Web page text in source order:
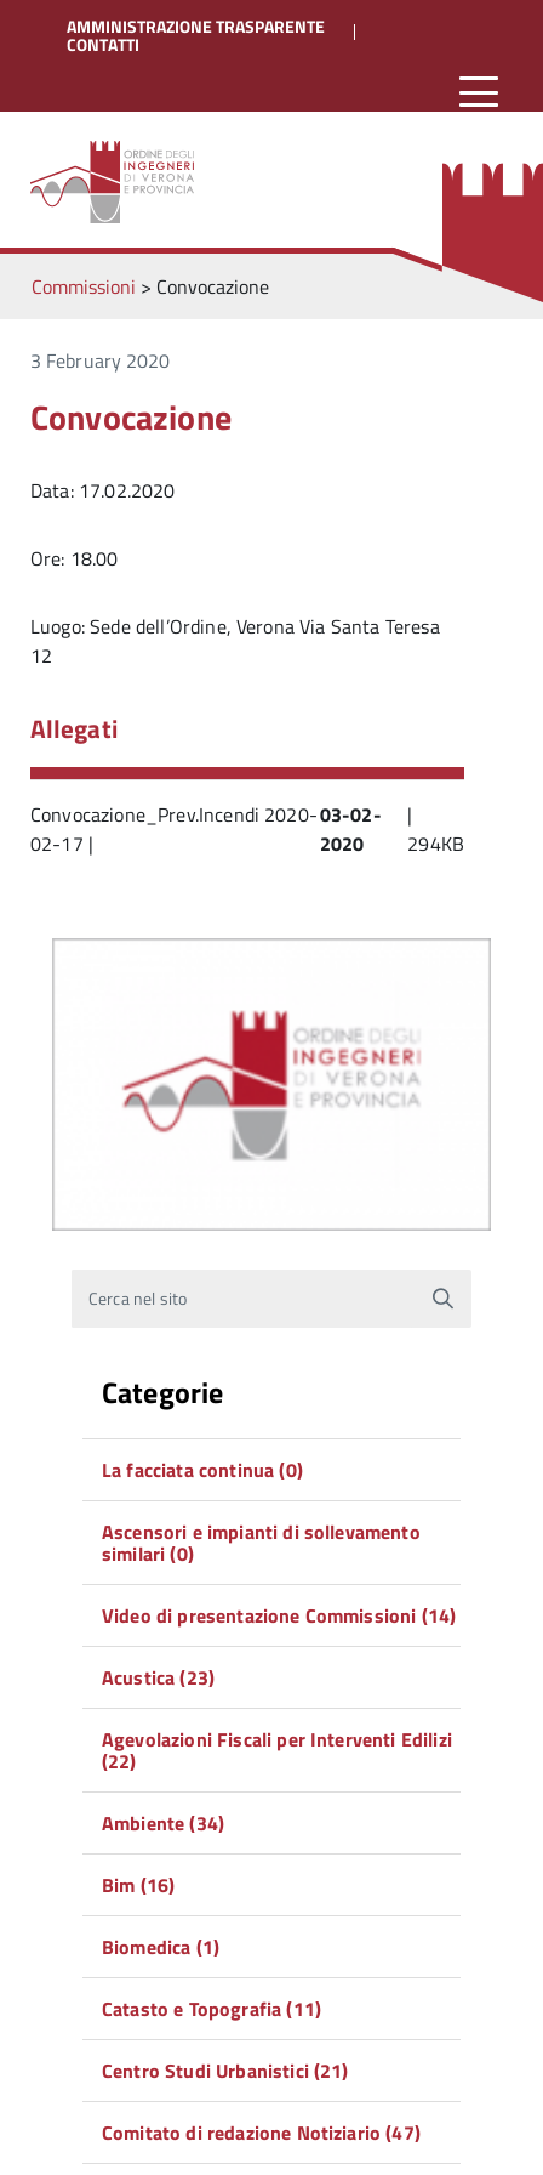
AMMINISTRAZIONE TRASPARENTE
CONTATTI
Commissioni > Convocazione
3 February 2020
Convocazione
Data: 17.02.2020
Ore: 18.00
Luogo: Sede dell’Ordine, Verona Via Santa Teresa
12
Allegati
Convocazione_Prev.Incendi 2020-
02-17 |
03-02-
2020
|
294KB
Cerca nel sito
Categorie
La facciata continua (0)
Ascensori e impianti di sollevamento
similari (0)
Video di presentazione Commissioni (14)
Acustica (23)
Agevolazioni Fiscali per Interventi Edilizi
(22)
Ambiente (34)
Bim (16)
Biomedica (1)
Catasto e Topografia (11)
Centro Studi Urbanistici (21)
Comitato di redazione Notiziario (47)